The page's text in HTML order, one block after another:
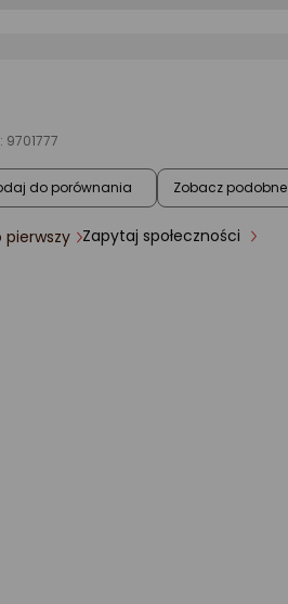
9701777
do porównania Zobacz podobne
ocena
pierwszy Zapytaj społeczności